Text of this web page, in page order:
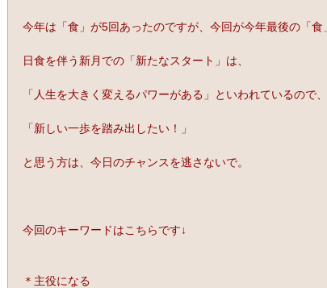
今年は「食」が5回あったのですが、今回が今年最後の「食
日食を伴う新月での「新たなスタート」は、
「人生を大きく変えるパワーがある」といわれているので、
「新しい一歩を踏み出したい！」
と思う方は、今日のチャンスを逃さないで。
今回のキーワードはこちらです↓
＊主役になる